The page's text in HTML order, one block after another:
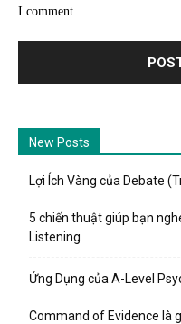
I comment.
New Posts
Lợi Ích Vàng của Debate
5 chiến thuật giúp bạn
Listening
Ứng Dụng của A-Level
Command of Evidence là